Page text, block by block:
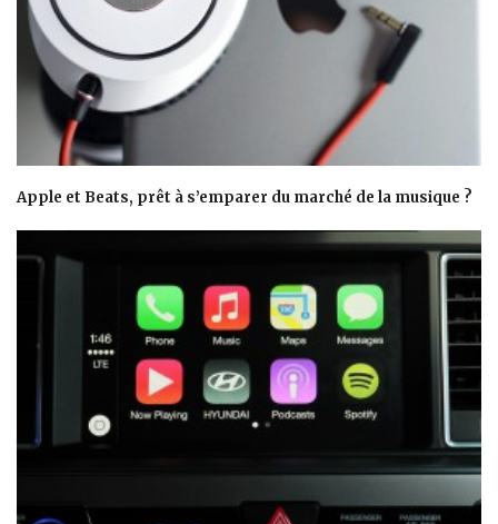
Apple et Beats, prêt à s’emparer du marché de la musique ?